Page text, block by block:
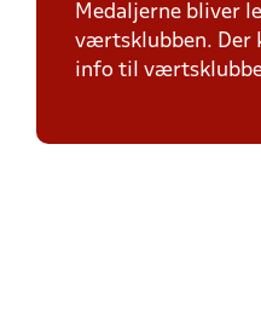
Medaljerne bliver
værtsklubben. Der
info til